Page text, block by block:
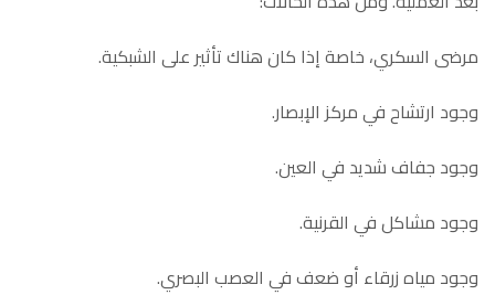
مرضى السكري، خاصة إذا كان هناك تأثير على الشبكية.
وجود ارتشاح في مركز الإبصار.
وجود جفاف شديد في العين.
وجود مشاكل في القرنية.
وجود مياه زرقاء أو ضعف في العصب البصري.